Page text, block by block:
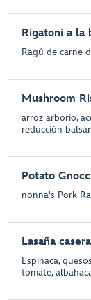
Rigatoni a la
Ragú de carne
Mushroom
arroz arborio,
reducción
Potato
nonna's Pork
Lasaña casera
Espinaca,
tomate,